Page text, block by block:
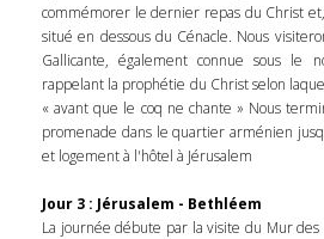
commémorer le dernier repas du Christ
situé en dessous du Cénacle. Nous
Gallicante, également connue sous le
rappelant la prophétie du Christ selon
« avant que le coq ne chante » Nous
promenade dans le quartier arménien
et logement à l'hôtel à Jérusalem
Jour 3 : Jérusalem - Bethléem
La journée débute par la visite du Mur